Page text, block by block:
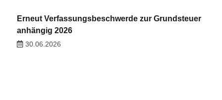
Erneut Verfassungsbeschwerde zur Grundsteuer
anhängig 2026
30.06.2026